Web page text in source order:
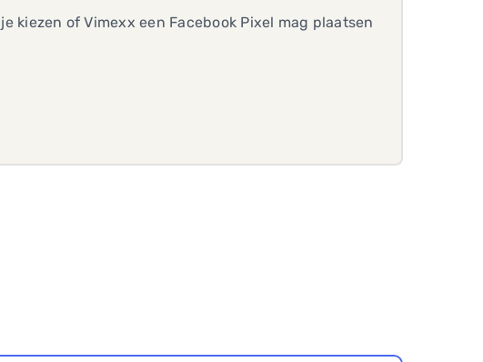
kiezen of Vimexx een Facebook Pixel mag plaatsen